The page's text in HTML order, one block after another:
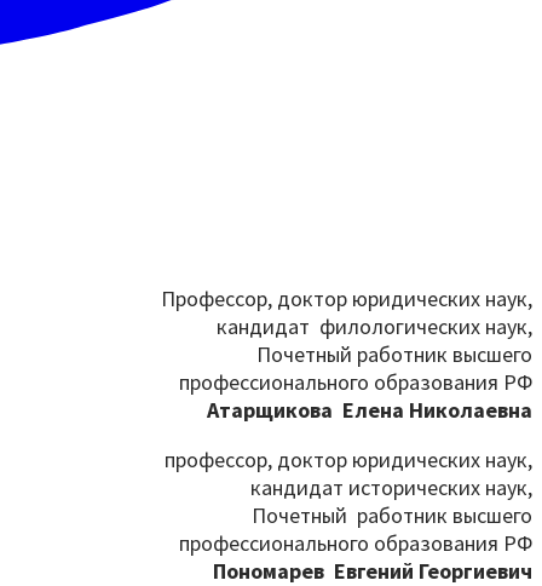
Профессор, доктор юридических наук,
кандидат филологических наук,
Почетный работник высшего
профессионального образования РФ
Атарщикова Елена Николаевна
профессор, доктор юридических наук,
кандидат исторических наук,
Почетный работник высшего
профессионального образования РФ
Пономарев Евгений Георгиевич